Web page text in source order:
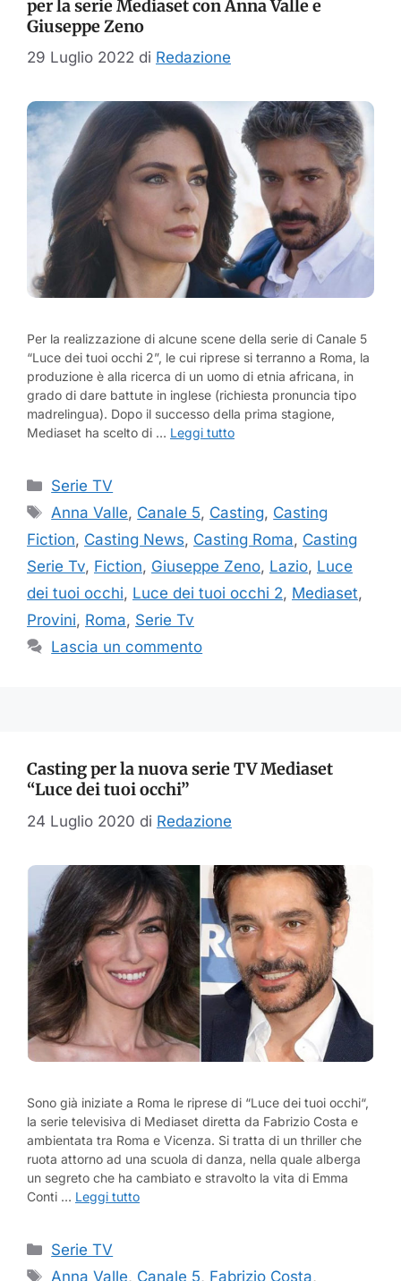
per la serie Mediaset con Anna Valle e
Giuseppe Zeno
29 Luglio 2022 di Redazione
Per la realizzazione di alcune scene della serie di Canale 5
“Luce dei tuoi occhi 2”, le cui riprese si terranno a Roma, la
produzione è alla ricerca di un uomo di etnia africana, in
grado di dare battute in inglese (richiesta pronuncia tipo
madrelingua). Dopo il successo della prima stagione,
Mediaset ha scelto di … Leggi tutto
Categorie
Serie TV
Tag
Anna Valle, Canale 5, Casting, Casting
Fiction, Casting News, Casting Roma, Casting
Serie Tv, Fiction, Giuseppe Zeno, Lazio, Luce
dei tuoi occhi, Luce dei tuoi occhi 2, Mediaset,
Provini, Roma, Serie Tv
Lascia un commento
Casting per la nuova serie TV Mediaset
“Luce dei tuoi occhi”
24 Luglio 2020 di Redazione
Sono già iniziate a Roma le riprese di “Luce dei tuoi occhi“,
la serie televisiva di Mediaset diretta da Fabrizio Costa e
ambientata tra Roma e Vicenza. Si tratta di un thriller che
ruota attorno ad una scuola di danza, nella quale alberga
un segreto che ha cambiato e stravolto la vita di Emma
Conti … Leggi tutto
Categorie
Serie TV
Tag
Anna Valle, Canale 5, Fabrizio Costa,